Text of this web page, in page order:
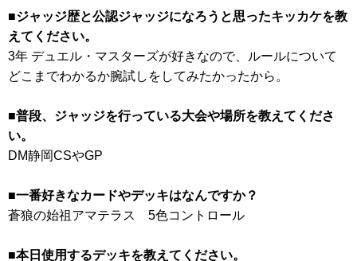
■ジャッジ歴と公認ジャッジになろうと思ったキッカケを教
えてください。
3年 デュエル・マスターズが好きなので、ルールについて
どこまでわかるか腕試しをしてみたかったから。
■普段、ジャッジを行っている大会や場所を教えてくださ
い。
DM静岡CSやGP
■一番好きなカードやデッキはなんですか？
蒼狼の始祖アマテラス 5色コントロール
■本日使用するデッキを教えてください。